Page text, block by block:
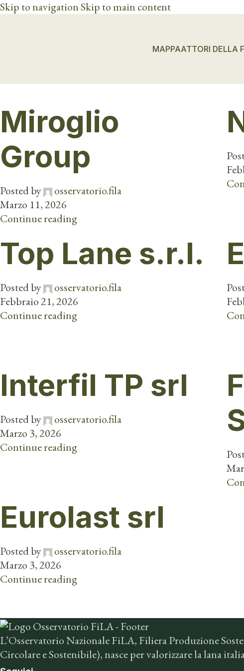
Skip to navigationSkip to main content
MAPPAATTORI DELLA
Miroglio
Group
Posted by
osservatorio.fila
Marzo 11, 2026
Continue reading
Top Lane s.r.l.
Posted by
osservatorio.fila
Febbraio 21, 2026
Continue reading
Interfil TP srl
Posted by
osservatorio.fila
Marzo 3, 2026
Continue reading
Eurolast srl
Posted by
osservatorio.fila
Marzo 3, 2026
Continue reading
L’Osservatorio Nazionale FiLA, Filiera Produzione
Circolare e Sostenibile), nasce per valorizzare la lana